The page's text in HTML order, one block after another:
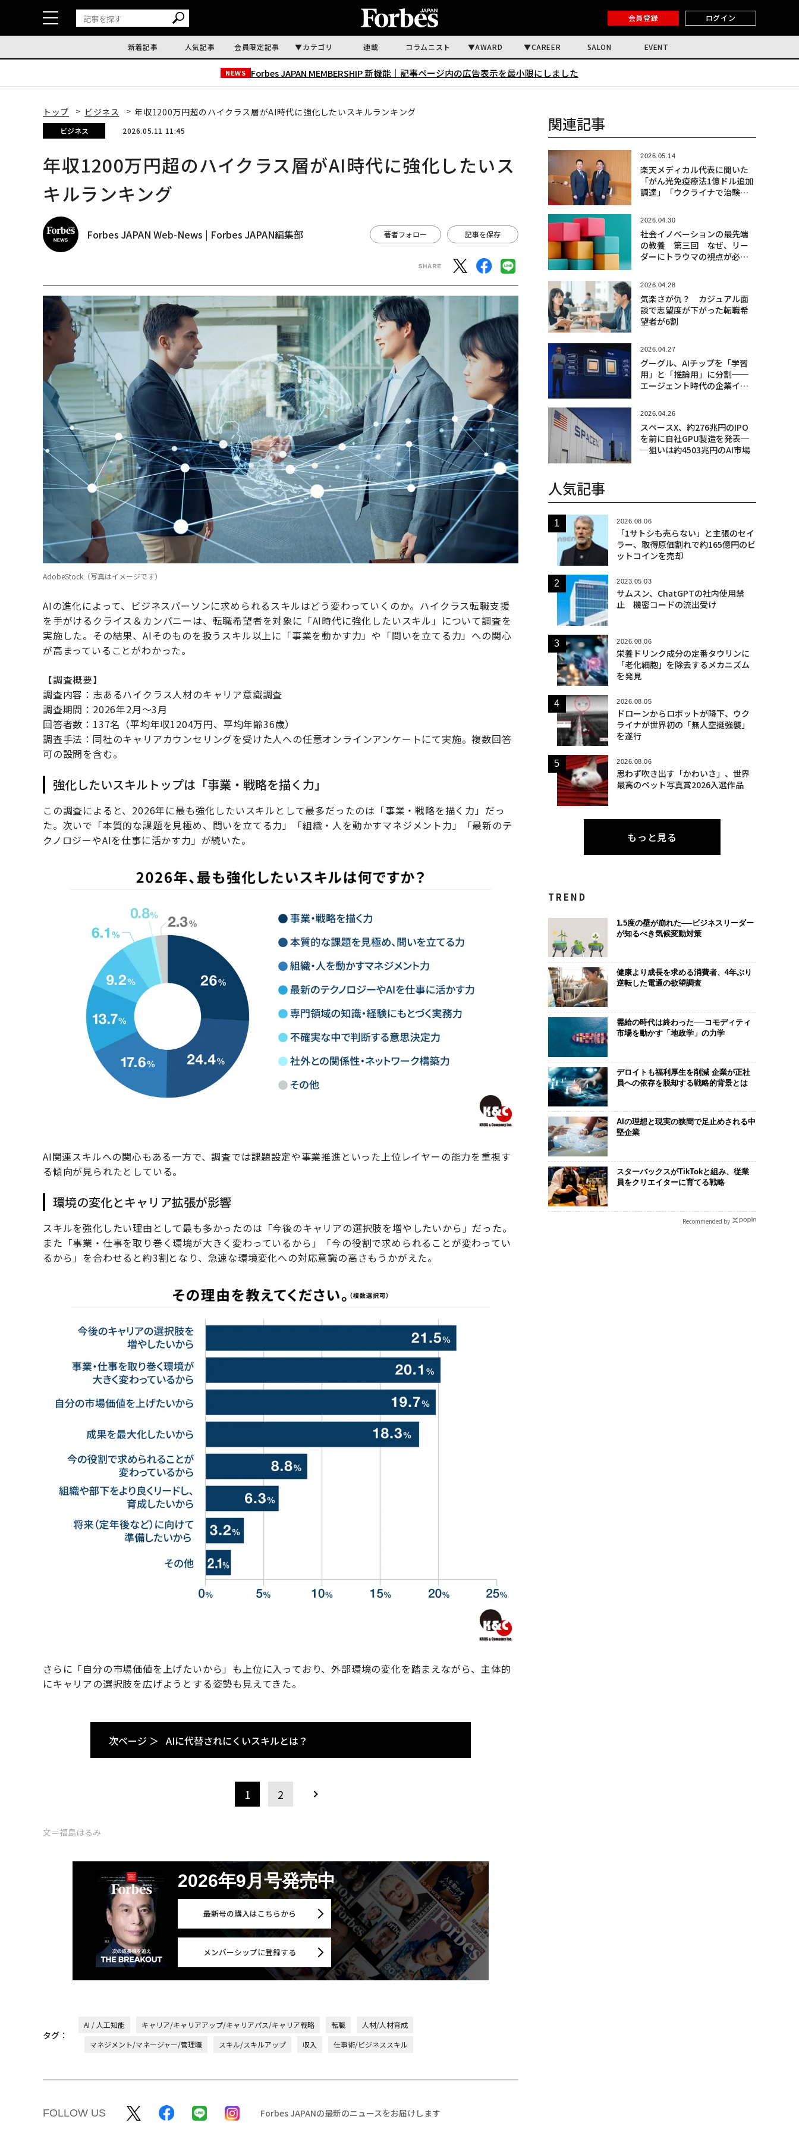
会員登録 ログイン
新着記事 人気記事 会員限定記事 カテゴリ 連載 コラムニスト AWARD CAREER SALON EVENT
NEWS Forbes JAPAN MEMBERSHIP 新機能｜ 記事ページ内の広告表示を最小限にしました
トップ ビジネス 年収1200万円超のハイクラス層がAI時代に強化したいスキルランキング
ビジネス 2026.05.11 11:45
年収1200万円超のハイクラス層がAI時代に強化したいス
キルランキング
Forbes JAPAN Web-News | Forbes JAPAN編集部 著者フォロー 記事を保存
AdobeStock（写真はイメージです）
AIの進化によって、ビジネスパーソンに求められるスキルはどう変わっていくのか。ハイクラス転職支援
を手がけるクライス＆カンパニーは、転職希望者を対象に「AI時代に強化したいスキル」について調査を
実施した。その結果、AIそのものを扱うスキル以上に「事業を動かす力」や「問いを立てる力」への関心
が高まっていることがわかった。
【調査概要】
調査内容：志あるハイクラス人材のキャリア意識調査
調査期間：2026年2月～3月
回答者数：137名（平均年収1204万円、平均年齢36歳）
調査手法：同社のキャリアカウンセリングを受けた人への任意オンラインアンケートにて実施。複数回答
可の設問を含む。
強化したいスキルトップは「事業・戦略を描く力」
この調査によると、2026年に最も強化したいスキルとして最多だったのは「事業・戦略を描く力」だっ
た。次いで「本質的な課題を見極め、問いを立てる力」「組織・人を動かすマネジメント力」「最新のテ
クノロジーやAIを仕事に活かす力」が続いた。
AI関連スキルへの関心もある一方で、調査では課題設定や事業推進といった上位レイヤーの能力を重視す
る傾向が見られたとしている。
環境の変化とキャリア拡張が影響
スキルを強化したい理由として最も多かったのは「今後のキャリアの選択肢を増やしたいから」だった。
また「事業・仕事を取り巻く環境が大きく変わっているから」「今の役割で求められることが変わってい
るから」を合わせると約3割となり、急速な環境変化への対応意識の高さもうかがえた。
さらに「自分の市場価値を上げたいから」も上位に入っており、外部環境の変化を踏まえながら、主体的
にキャリアの選択肢を広げようとする姿勢も見えてきた。
次ページ ＞ AIに代替されにくいスキルとは？
1 2
文＝福島はるみ
2026年9月号発売中
最新号の購入はこちらから
メンバーシップに登録する
タグ：
AI / 人工知能 キャリア/キャリアアップ/キャリアパス/キャリア戦略 転職
人材/人材育成
マネジメント/マネージャー/管理職
スキル/スキルアップ 収入 仕事術/ビジネススキル
FOLLOW US Forbes JAPANの最新のニュースをお届けします
関連記事
2026.05.14
楽天メディカル代表に聞いた
「がん光免疫療法1億ドル追加
調達」「ウクライナで治験」
2026.04.30
社会イノベーションの最先端
の教養 第三回 なぜ、リー
ダーにトラウマの視点が必要
2026.04.28
気楽さが仇？ カジュアル面
談で志望度が下がった転職希
望者が6割
2026.04.27
グーグル、AIチップを「学習
用」と「推論用」に分割──
エージェント時代の企業イン
2026.04.26
スペースX、約276兆円のIPO
を前に自社GPU製造を発表─
─狙いは約4503兆円のAI市場
人気記事
2026.08.06
「1サトシも売らない」と主張のセイ
ラー、取得原価割れで約165億円のビ
ットコインを売却
2023.05.03
サムスン、ChatGPTの社内使用禁
止 機密コードの流出受け
2026.08.06
栄養ドリンク成分の定番タウリンに
「老化細胞」を除去するメカニズム
を発見
2026.08.05
ドローンからロボットが降下、ウク
ライナが世界初の「無人空挺強襲」
を遂行
2026.08.06
思わず吹き出す「かわいさ」、世界
最高のペット写真賞2026入選作品
もっと見る
TREND
1.5度の壁が崩れた──ビジネスリーダー
が知るべき気候変動対策
健康より成長を求める消費者、4年ぶり
逆転した電通の欲望調査
需給の時代は終わった──コモディティ
市場を動かす「地政学」の力学
デロイトも福利厚生を削減 企業が正社
員への依存を脱却する戦略的背景とは
AIの理想と現実の狭間で足止めされる中
堅企業
スターバックスがTikTokと組み、従業
員をクリエイターに育てる戦略
Recommended by